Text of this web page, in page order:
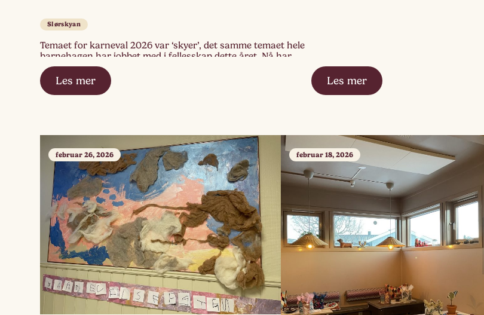
Slørskyan
Temaet for karneval 2026 var ‘skyer’, det samme temaet hele
barnehagen har jobbet med i fellesskap dette året. Nå har
støvet lagt seg etter karnevalet, og vi reflekterer over hvordan
vi jobbet oss frem mot den store dagen, med spesielt fokus på
kostymeprosessen. De ulike fasene På Slørskya har denne
Les mer Les mer
februar 26, 2026 februar 18, 2026